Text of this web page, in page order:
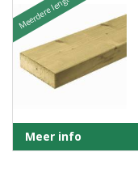
Meerdere lengtes
Meer info